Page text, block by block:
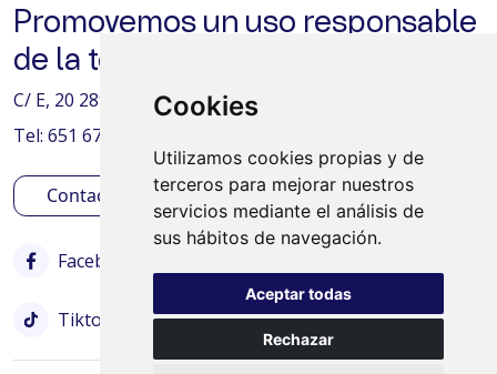
Cookies
Utilizamos cookies propias y de
terceros para mejorar nuestros
servicios mediante el análisis de
sus hábitos de navegación.
Aceptar todas
Rechazar
Promovemos un uso responsable
de la tecnología
C/ E, 20 28938 Móstoles.
Tel: 651 67 58 20 - 625 76 38 59
Contactar
Facebook
Tiktok Bluesky